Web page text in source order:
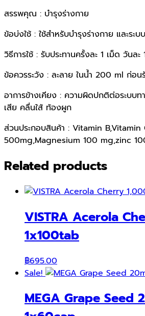
สรรพคุณ : บำรุงร่างกาย
ข้อบ่งใช้ : ใช้สำหรับบำรุงร่างกาย และระบ
วิธีการใช้ : รับประทานครั้งละ 1 เม็ด วันล
ข้อควรระวัง : ละลาย ในน้ำ 200 ml ก่อน
อาการข้างเคียง : ความผิดปกติต่อระบบท
เสีย คลื่นใส้ ท้องผูก
ส่วนประกอบสินค้า : Vitamin B,Vitamin
500mg,Magnesium 100 mg,zinc
Related products
VISTRA Acerola
1x100tab
฿695.00
Sale!
MEGA Grape Seed